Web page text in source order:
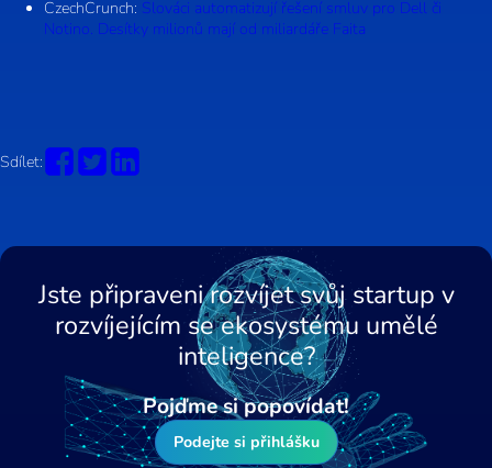
Jste připraveni rozvíjet svůj startup v
rozvíjejícím se ekosystému umělé
inteligence?
Pojďme si popovídat!
Podejte si přihlášku
CzechCrunch: Slováci automatizují řešení smluv pro Dell či
Notino. Desítky milionů mají od miliardáře Faita
Sdílet: